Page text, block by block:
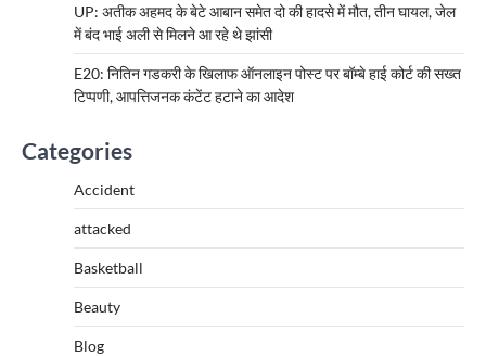
UP: अतीक अहमद के बेटे आबान समेत दो की हादसे में मौत, तीन घायल, जेल
में बंद भाई अली से मिलने आ रहे थे झांसी
E20: नितिन गडकरी के खिलाफ ऑनलाइन पोस्ट पर बॉम्बे हाई कोर्ट की सख्त
टिप्पणी, आपत्तिजनक कंटेंट हटाने का आदेश
Categories
Accident
attacked
Basketball
Beauty
Blog